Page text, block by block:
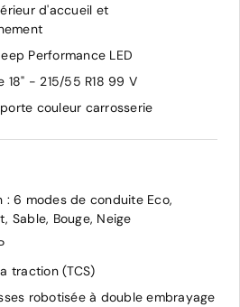
d'accueil et
Performance LED
18" - 215/55 R18 99 V
couleur carrosserie
: 6 modes de conduite Eco,
Sable, Bouge, Neige
traction (TCS)
robotisée à double embrayage